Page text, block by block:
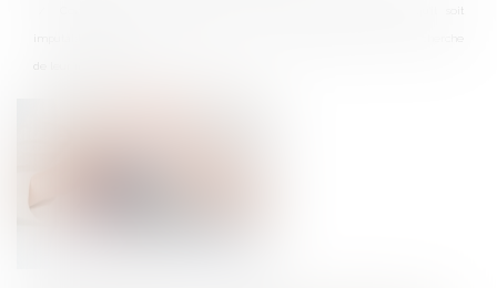
Construction : L'indemnisation du préjudice moral implique qu'il soit